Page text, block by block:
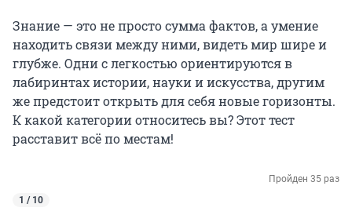
Знание — это не просто сумма фактов, а умение
находить связи между ними, видеть мир шире и
глубже. Одни с легкостью ориентируются в
лабиринтах истории, науки и искусства, другим
же предстоит открыть для себя новые горизонты.
К какой категории относитесь вы? Этот тест
расставит всё по местам!
Пройден 35 раз
1 / 10